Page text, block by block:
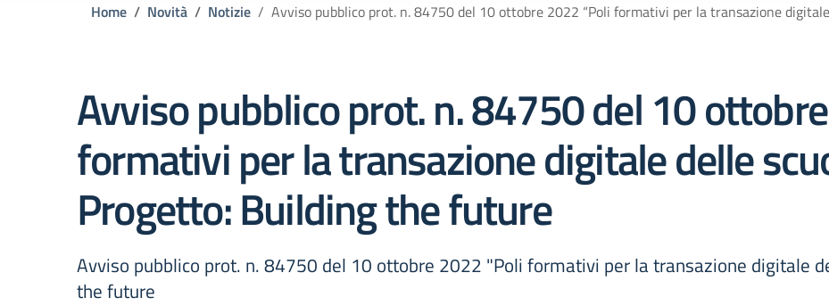
Home Novità Notizie Avviso pubblico prot. n. 84750 del 10 ottobre 2022 “Poli formativi per la transazione
Avviso pubblico prot. n. 84750 del 10
formativi per la transazione digitale delle
Progetto: Building the future
Avviso pubblico prot. n. 84750 del 10 ottobre 2022 "Poli formativi per la transazione digitale
the future